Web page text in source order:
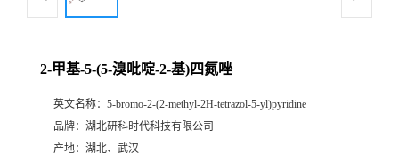
2-甲基-5-(5-溴吡啶-2-基)四氮唑
英文名称： 5-bromo-2-(2-methyl-2H-tetrazol-5-yl)pyridine
品牌： 湖北研科时代科技有限公司
产地： 湖北、武汉